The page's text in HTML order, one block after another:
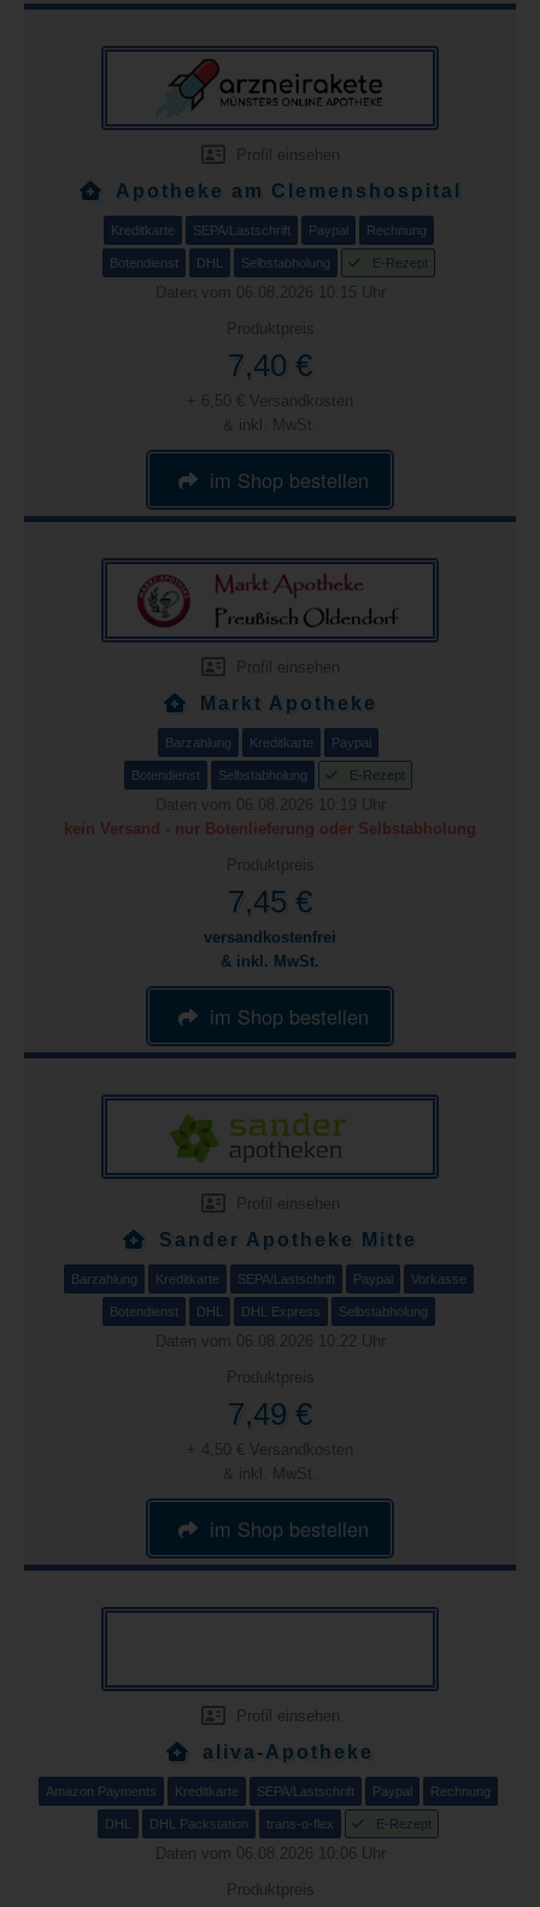
Profil einsehen
Apotheke am Clemenshospital
Kreditkarte SEPA/Lastschrift Paypal Rechnung
Botendienst DHL Selbstabholung E-Rezept
Daten vom 06.08.2026 10:15 Uhr
Produktpreis
7,40 €
+ 6,50 € Versandkosten
& inkl. MwSt.
im Shop bestellen
Profil einsehen
Markt Apotheke
Barzahlung Kreditkarte Paypal
Botendienst Selbstabholung E-Rezept
Daten vom 06.08.2026 10:19 Uhr
kein Versand - nur Botenlieferung oder Selbstabholung
Produktpreis
7,45 €
versandkostenfrei
& inkl. MwSt.
im Shop bestellen
Profil einsehen
Sander Apotheke Mitte
Barzahlung Kreditkarte SEPA/Lastschrift Paypal Vorkasse
Botendienst DHL DHL Express Selbstabholung
Daten vom 06.08.2026 10:22 Uhr
Produktpreis
7,49 €
+ 4,50 € Versandkosten
& inkl. MwSt.
im Shop bestellen
Profil einsehen
aliva-Apotheke
Amazon Payments Kreditkarte SEPA/Lastschrift Paypal Rechnung
DHL DHL Packstation trans-o-flex E-Rezept
Daten vom 06.08.2026 10:06 Uhr
Produktpreis